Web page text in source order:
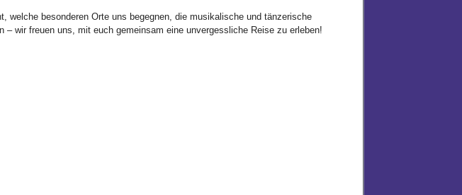
welche besonderen Orte uns begegnen, die musikalische und tänzerische
wir freuen uns, mit euch gemeinsam eine unvergessliche Reise zu erleben!